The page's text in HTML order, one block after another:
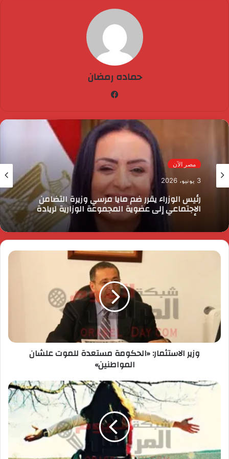
حماده رمضان
مصر الآن
3 يونيو، 2026
رئيس الوزراء يقرر ضم مايا مرسي وزيرة التضامن
الاجتماعي إلى عضوية المجموعة الوزارية لريادة
الأعمال
وزير الاستثمار: «الحكومة مستعدة للموت علشان
المواطنين»